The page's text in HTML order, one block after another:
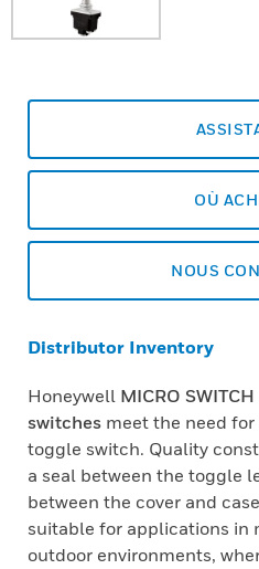
OÙ
NOUS
Distributor Inventory
Honeywell MICRO
switches meet the need
toggle switch. Quality
a seal between the toggle
between the cover and
suitable for applications in
outdoor environments,